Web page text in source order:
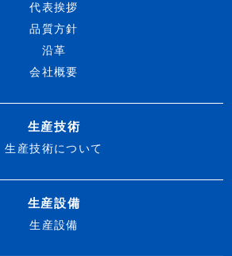
代表挨拶
品質方針
沿革
会社概要
生産技術
生産技術について
生産設備
生産設備